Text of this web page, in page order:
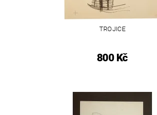
TROJICE
800 Kč